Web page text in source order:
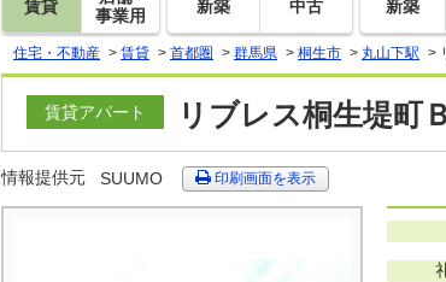
賃貸
事業用
新築 中古 新築
住宅・不動産 > 賃貸 > 首都圏 > 群馬県 > 桐生市 > 丸山下駅 >
賃貸アパート リブレス桐生堤町
情報提供元 SUUMO 印刷画面を表示